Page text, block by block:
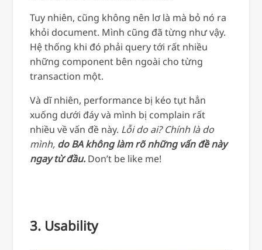
Tuy nhiên, cũng không nên lơ là mà bỏ nó ra
khỏi document. Mình cũng đã từng như vậy.
Hệ thống khi đó phải query tới rất nhiều
những component bên ngoài cho từng
transaction một.
Và dĩ nhiên, performance bị kéo tụt hẳn
xuống dưới đáy và mình bị complain rất
nhiều về vấn đề này. Lỗi do ai? Chính là do
mình, do BA không làm rõ những vấn đề này
ngay từ đầu. Don’t be like me!
3. Usability